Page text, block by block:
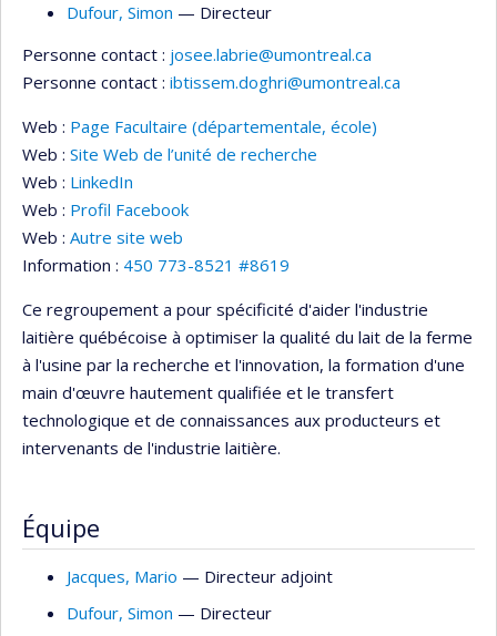
Dufour, Simon — Directeur
Personne contact : josee.labrie@umontreal.ca
Personne contact : ibtissem.doghri@umontreal.ca
Web : Page Facultaire (départementale, école)
Web : Site Web de l’unité de recherche
Web : LinkedIn
Web : Profil Facebook
Web : Autre site web
Information : 450 773-8521 #8619
Ce regroupement a pour spécificité d'aider l'industrie
laitière québécoise à optimiser la qualité du lait de la ferme
à l'usine par la recherche et l'innovation, la formation d'une
main d'œuvre hautement qualifiée et le transfert
technologique et de connaissances aux producteurs et
intervenants de l'industrie laitière.
Équipe
Jacques, Mario — Directeur adjoint
Dufour, Simon — Directeur